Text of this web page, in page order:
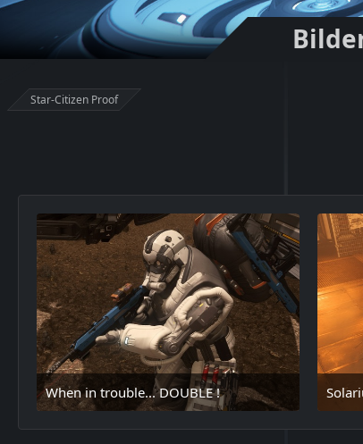
Star-Citizen Proof
When in trouble... DOUBLE !
16. Mai 2025 um 17:15